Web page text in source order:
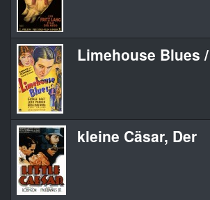
Limehouse Blues
kleine Cäsar, Der